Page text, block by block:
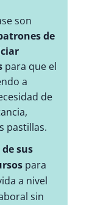
son
de
para que el
a
de
pastillas.
sus
para
a nivel
sin